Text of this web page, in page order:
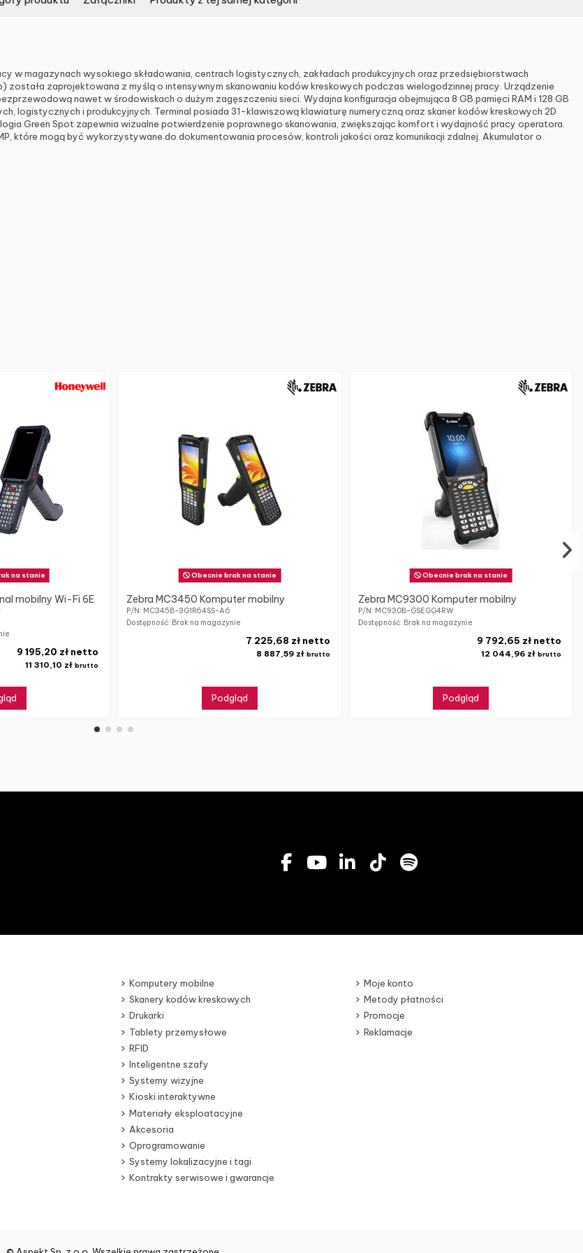
w magazynach wysokiego składowania, centrach logistycznych, zakładach produkcyjnych oraz przedsiębiorstwach
zaprojektowana z myślą o intensywnym skanowaniu kodów kreskowych podczas wielogodzinnej pracy. Urządzenie
nawet w środowiskach o dużym zagęszczeniu sieci. Wydajna konfiguracja obejmująca 8 GB pamięci RAM i 128 GB
logistycznych i produkcyjnych. Terminal posiada 31-klawiszową klawiaturę numeryczną oraz skaner kodów kreskowych 2D
Green Spot zapewnia wizualne potwierdzenie poprawnego skanowania, zwiększając komfort i wydajność pracy operatora.
które mogą być wykorzystywane do dokumentowania procesów, kontroli jakości oraz komunikacji zdalnej. Akumulator o
na stanie
mobilny Wi-Fi 6E
11 310,10 złbrutto
9 195,20 zł netto
Obecnie brak na stanie
Zebra MC3450 Komputer mobilny
P/N: MC345B-3G1R64SS-A6
Dostępność: Brak na magazynie
8 887,59 zł brutto
7 225,68 zł netto
Podgląd
Obecnie brak na stanie
Zebra MC9300 Komputer mobilny
P/N: MC930B-GSEGG4RW
Dostępność: Brak na magazynie
12 044,96 zł brutto
9 792,65 zł netto
Podgląd
Komputery mobilne
Skanery kodów kreskowych
Drukarki
Tablety przemysłowe
RFID
Inteligentne szafy
Systemy wizyjne
Kioski interaktywne
Materiały eksploatacyjne
Akcesoria
Oprogramowanie
Systemy lokalizacyjne i tagi
Kontrakty serwisowe i gwarancje
Moje konto
Metody płatności
Promocje
Reklamacje